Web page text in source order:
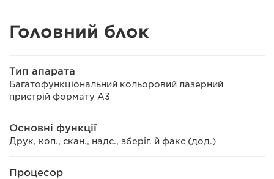
Головний блок
Тип апарата
Багатофункціональний кольоровий лазерний
пристрій формату A3
Основні функції
Друк, коп., скан., надс., зберіг. й факс (дод.)
Процесор